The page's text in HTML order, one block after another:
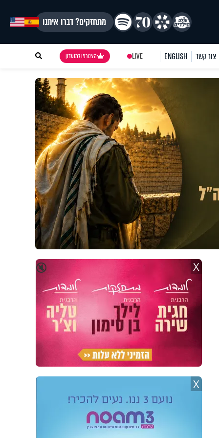
מתחזקים? דברו איתנו
צור קשר ENGLISH
LIVE הצטרפו למועדון
🔇 X
X